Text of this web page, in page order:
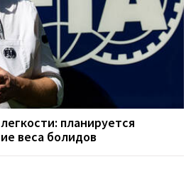
планируется
веса болидов